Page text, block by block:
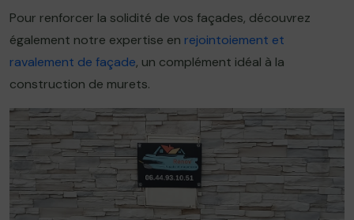
Pour renforcer la solidité de vos façades, découvrez
également notre expertise en rejointoiement et
ravalement de façade, un complément idéal à la
construction de murets.